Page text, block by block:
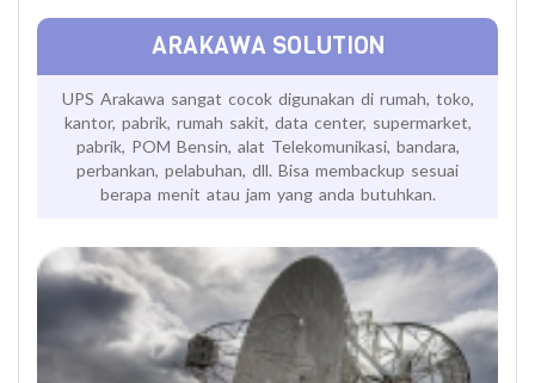
ARAKAWA SOLUTION
UPS Arakawa sangat cocok digunakan di rumah, toko,
kantor, pabrik, rumah sakit, data center, supermarket,
pabrik, POM Bensin, alat Telekomunikasi, bandara,
perbankan, pelabuhan, dll. Bisa membackup sesuai
berapa menit atau jam yang anda butuhkan.